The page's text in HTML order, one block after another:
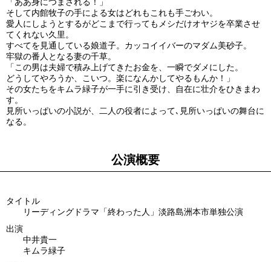
「ああ身につまされる！」
そして内館牧子の手による女はどれもこれも手ごわい。
愛人にしようとするがどこまで行ってもメシだけオヤジを卒業させ
てくれない久里。
すべてを見通している娘道子。カッコイイバーのマダム美砂子。
牢獄の番人となる妻の千草。
「この男は夫婦で積み上げてきたお金を、一瞬でダメにした。
どうしてやろうか、こいつ。楽になんかしてやるもんか！」
その女たちをキムラ緑子が一手に引き受け、自在に壮介をひきまわ
す。
見所いっぱいの小説が、二人の役者によって､見所いっぱいの舞台に
なる。
公演概要
タイトル
リーディングドラマ「終わった人」淡路島洲本市単独公演
出演
中井貴一
キムラ緑子